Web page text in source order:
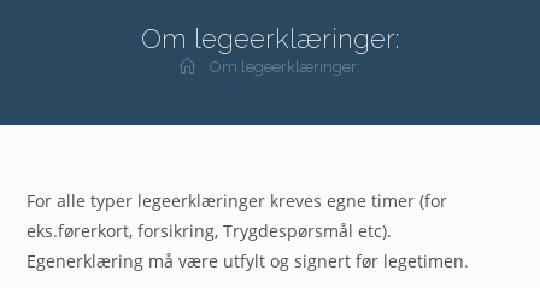
Om legeerklæringer:
Om legeerklæringer:
For alle typer legeerklæringer kreves egne timer (for
eks.førerkort, forsikring, Trygdespørsmål etc).
Egenerklæring må være utfylt og signert før legetimen.